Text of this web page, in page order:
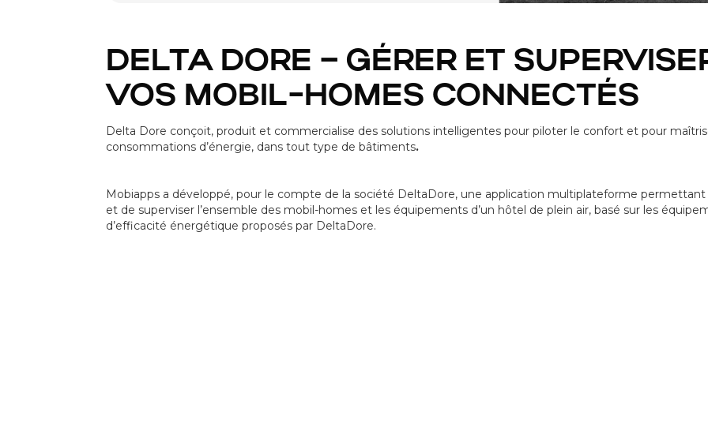
DELTA DORE – GÉRER ET
VOS MOBIL-HOMES CONNECTÉS
Delta Dore conçoit, produit et commercialise des solutions intelligentes pour piloter le confort et pour
consommations d’énergie, dans tout type de bâtiments.
Mobiapps a développé, pour le compte de la société DeltaDore, une application multiplateforme
et de superviser l’ensemble des mobil-homes et les équipements d’un hôtel de plein air, basé sur les
d’efficacité énergétique proposés par DeltaDore.